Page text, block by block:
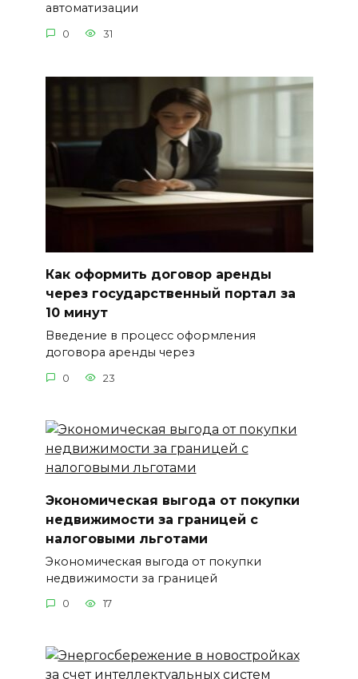
автоматизации
0 31
Как оформить договор аренды
через государственный портал за
10 минут
Введение в процесс оформления
договора аренды через
0 23
Экономическая выгода от покупки
недвижимости за границей с
налоговыми льготами
Экономическая выгода от покупки
недвижимости за границей
0 17